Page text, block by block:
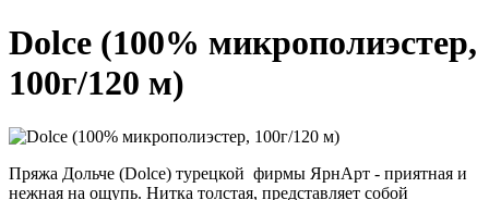
Dolce (100% микрополиэстер,
100г/120 м)
Пряжа Дольче (Dolce) турецкой фирмы ЯрнАрт - приятная и
нежная на ощупь. Нитка толстая, представляет собой